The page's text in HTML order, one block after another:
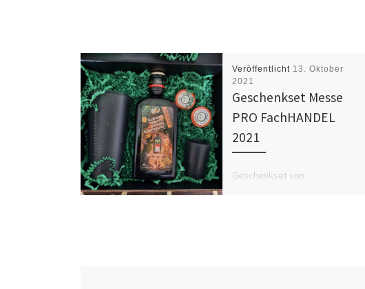
Veröffentlicht 13. Oktober
2021
Geschenkset Messe
PRO FachHANDEL
2021
Geschenkset von